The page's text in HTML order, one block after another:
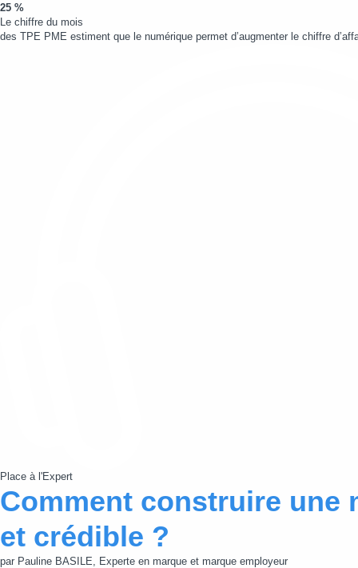
25 %
Le chiffre du mois
des TPE PME estiment que le numérique permet d’augmenter le chiffre
Place à l'Expert
Comment construire une
et crédible ?
par Pauline BASILE, Experte en marque et marque employeur